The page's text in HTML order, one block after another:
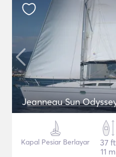
Jeanneau Sun
Kapal Pesiar Berlayar
37 ft
11 m